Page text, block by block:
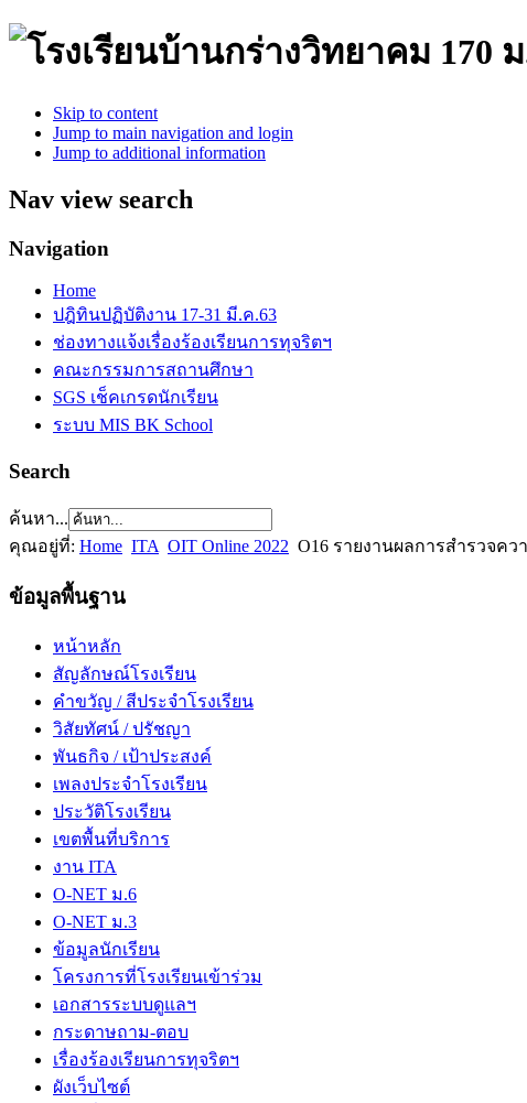
170
Skip to content
Jump to main navigation and login
Jump to additional information
Nav view search
Navigation
Home
ปฎิทินปฏิบัติงาน 17-31 มี.ค.63
ช่องทางแจ้งเรื่องร้องเรียนการทุจริตฯ
คณะกรรมการสถานศึกษา
SGS เช็คเกรดนักเรียน
ระบบ MIS BK School
Search
ค้นหา...
คุณอยู่ที่: Home ITA OIT Online 2022 O16 รายงานผลการสำรวจค
ข้อมูลพื้นฐาน
หน้าหลัก
สัญลักษณ์โรงเรียน
คำขวัญ / สีประจำโรงเรียน
วิสัยทัศน์ / ปรัชญา
พันธกิจ / เป้าประสงค์
เพลงประจำโรงเรียน
ประวัติโรงเรียน
เขตพื้นที่บริการ
งาน ITA
O-NET ม.6
O-NET ม.3
ข้อมูลนักเรียน
โครงการที่โรงเรียนเข้าร่วม
เอกสารระบบดูแลฯ
กระดาษถาม-ตอบ
เรื่องร้องเรียนการทุจริตฯ
ผังเว็บไซต์